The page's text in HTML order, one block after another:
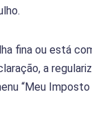
fina ou está
a
“Meu Imposto